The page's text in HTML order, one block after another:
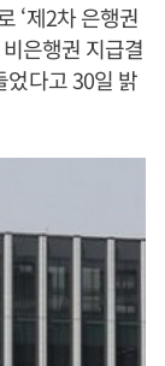
‘제2차 은행권
은행권 지급결
었다고 30일 밝